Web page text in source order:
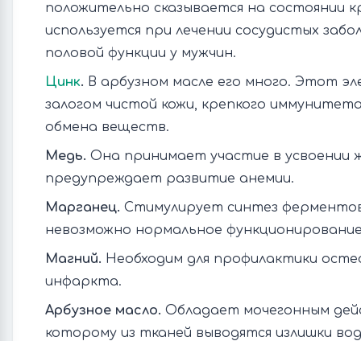
положительно сказывается на состоянии
используется при лечении сосудистых
половой функции у мужчин.
Цинк. В арбузном масле его много. Этот
залогом чистой кожи, крепкого
обмена веществ.
Медь. Она принимает участие в усвоении
предупреждает развитие анемии.
Марганец. Стимулирует синтез
невозможно нормальное
Магний. Необходим для профилактики
инфаркта.
Арбузное масло. Обладает мочегонным
которому из тканей выводятся излишки